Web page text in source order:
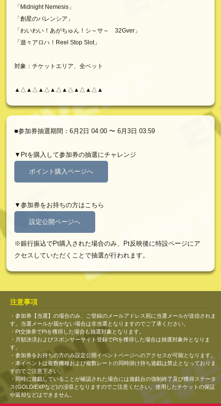
「Midnight Nemesis」
「創星のバレンシア」
「わいわい！あがちゅん！シ～サ～ 32Gver」
「遊々アロハ！Reel Stop Slot」
対象：チケットエリア、全ベット
▲△▲△▲△▲△▲△▲△▲△▲
■参加券抽選期間：6月2日 04:00 〜 6月3日 03:59
▼Ptを購入して参加券の抽選にチャレンジ
ポイント購入ページへ
▼参加券をお持ちの方はこちら
設定公開ページへ
※銀行振込でPt購入された場合のみ、Pt反映後に特設ページにア
クセスしていただくことで抽選が行われます。
注意事項
・参加券【当選】の場合のみ、ご登録のメールアドレス宛に当選メールが送信されま
す。当選メールが届かない場合は非当選となりますのでご了承ください。
・Pt交換券でPtを獲得した場合も抽選対象となります。
・月額決済およびスポンサーサイト登録でPtを獲得した場合は抽選対象外となりま
す。
・参加券をお持ちの方のみ設定公開イベントページへのアクセスが可能となります。
・本イベントは複数機種および複数レートの同時掛け持ち遊戯は禁止となっておりま
すのでご注意下さい。
・同時に遊戯していることが確認された場合には遊戯台の強制終了及び獲得ステータ
ス(GOLD/EXPなど)の没収となりますのでご注意ください。使用したチケットの保証
や返却などはできません。